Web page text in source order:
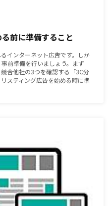
前に準備すること
インターネット広告です。しか
前準備を行いましょう。まず
合他社の3つを確認する「3C分
スティング広告を始める時に準